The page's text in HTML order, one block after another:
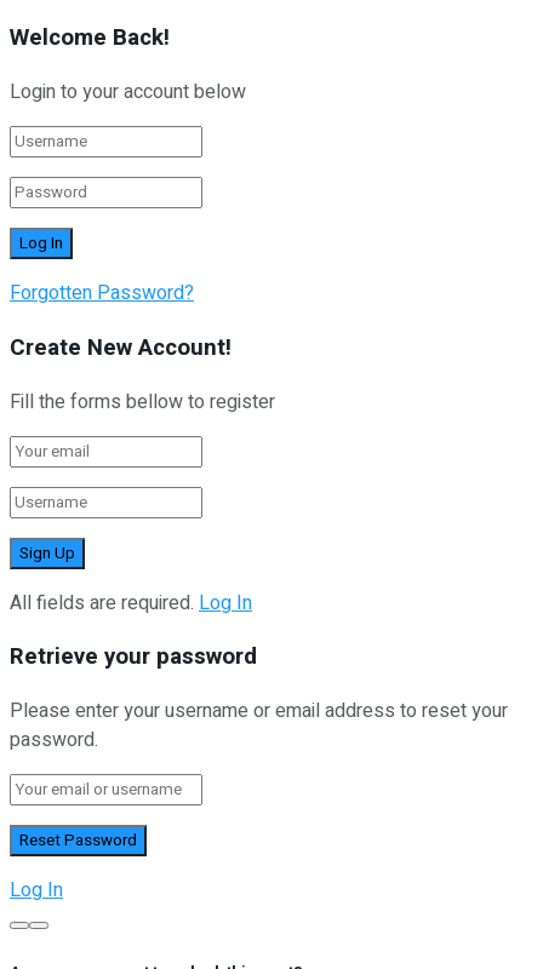
Welcome Back!
Login to your account below
Forgotten Password?
Create New Account!
Fill the forms bellow to register
All fields are required. Log In
Retrieve your password
Please enter your username or email address to reset your
password.
Log In